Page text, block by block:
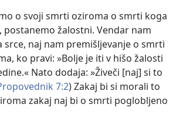
o svoji smrti oziroma o smrti koga
postanemo žalostni. Vendar nam
srce, naj nam premišljevanje o smrti
ko pravi: »Bolje je iti v hišo žalosti
Nato dodaja: »Živeči [naj] si to
7:2) Zakaj bi si morali to
zakaj naj bi o smrti poglobljeno